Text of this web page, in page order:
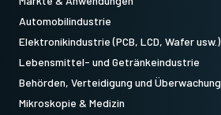
Automobilindustrie
Elektronikindustrie (PCB, LCD, Wafer usw.)
Lebensmittel- und Getränkeindustrie
Behörden, Verteidigung und Überwachung
Mikroskopie & Medizin